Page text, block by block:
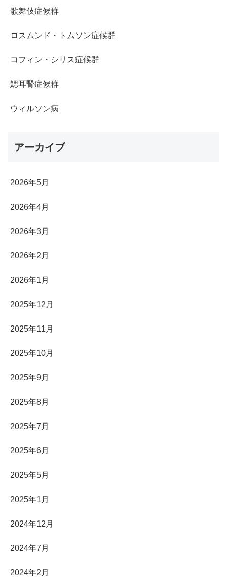
歌舞伎症候群
ロスムンド・トムソン症候群
コフィン・シリス症候群
鰓耳腎症候群
ウィルソン病
アーカイブ
2026年5月
2026年4月
2026年3月
2026年2月
2026年1月
2025年12月
2025年11月
2025年10月
2025年9月
2025年8月
2025年7月
2025年6月
2025年5月
2025年1月
2024年12月
2024年7月
2024年2月